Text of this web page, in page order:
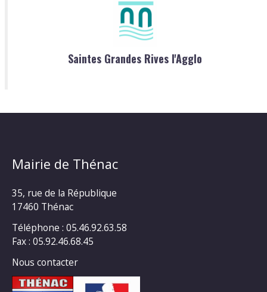
Saintes Grandes Rives l'Agglo
Mairie de Thénac
35, rue de la République
17460 Thénac
Téléphone : 05.46.92.63.58
Fax : 05.92.46.68.45
Nous contacter